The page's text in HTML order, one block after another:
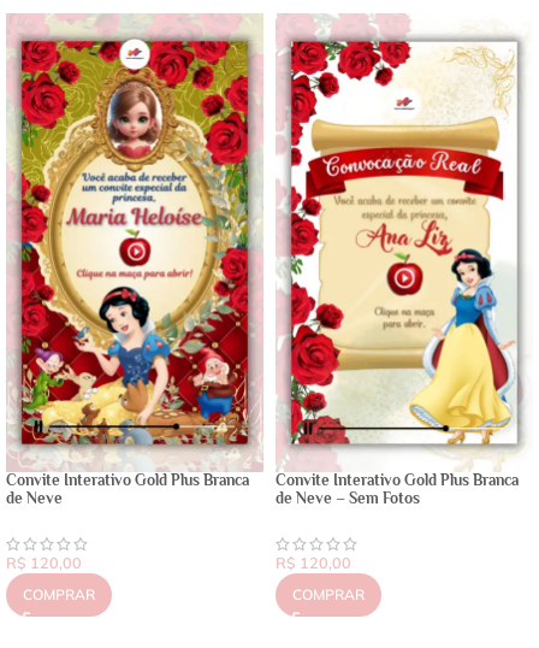
Convite Interativo Gold Plus Branca
de Neve
R$ 120,00
COMPRAR
Convite Interativo Gold Plus Branca
de Neve – Sem Fotos
R$ 120,00
COMPRAR